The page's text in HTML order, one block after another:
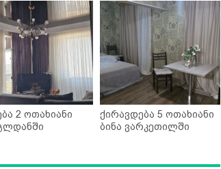
2 ოთახიანი
ქირავდება 5 ოთახიანი
ბინა ვარკეთილში